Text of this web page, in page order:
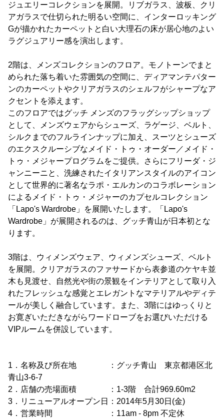
ジュエリーコレクションを展開。リブガラス、波板、クリ
アガラスで仕切られた明るい空間に、インターロッキング
Gが描かれたカーペットと白い大理石の床が居心地のよい
ラグジュアリー感を演出します。
2階は、メンズコレクションのフロア。モノトーンでまと
められた落ち着いた雰囲気の空間に、ディアマンテパター
ンのカーペットやクリアガラスのシェルフがシャープなア
クセントを添えます。
このフロアではグッチ メンズのフラッグシップショップ
として、メンズウェアからシューズ、ラゲージ、ベルト、
シルクまでのフルラインナップに加え、スーツとシューズ
のエクスクルーシブなメイド・トゥ・オーダー／メイド・
トゥ・メジャープログラムをご提供。さらにフリーダ・ジ
ャンニーニと、洗練されたイタリアンスタイルのアイコン
として世界的に著名なラポ・エルカンのコラボレーション
によるメイド・トゥ・メジャーのカプセルコレクション
「Lapo's Wardrobe」を展開いたします。「Lapo's
Wardrobe」が展開されるのは、グッチ青山が日本初とな
ります。
3階は、ウィメンズウェア、ウィメンズシューズ、ベルト
を展開。クリアガラスのファサードから表参道のケヤキ並
木も見渡せ、自然光や街の景観をインテリアとして取り入
れたフレッシュな感覚とエレガントなマテリアルやディテ
ールが美しく融合しています。また、3階にはゆっくりと
お寛ぎいただきながらワードローブをお選びいただける
VIPルームを併設しています。
1．名称及び所在地 ：グッチ青山 東京都港区北
青山3-6-7
2．店舗の売場面積 ：1-3階 合計969.60m2
3．リニューアルオープン日：2014年5月30日(金)
4．営業時間 ：11am - 8pm 不定休